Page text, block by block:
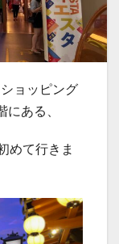
ョッピング
ある、
めて行きま